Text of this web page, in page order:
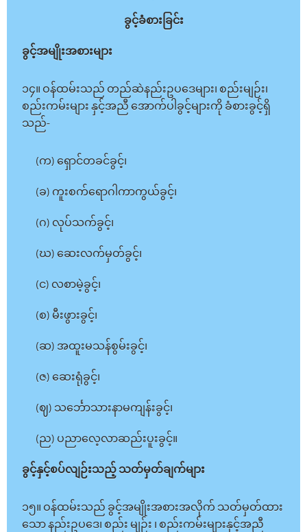
ခွင့်ခံစားခြင်း
ခွင့်အမျိုးအစားများ
၁၄။ ဝန်ထမ်းသည် တည်ဆဲနည်းဥပဒေများ၊ စည်းမျဉ်း၊
စည်းကမ်းများ နှင့်အညီ အောက်ပါခွင့်များကို ခံစားခွင့်ရှိ
သည်-
(က) ရှောင်တခင်ခွင့်၊
(ခ) ကူးစက်ရောဂါကာကွယ်ခွင့်၊
(ဂ) လုပ်သက်ခွင့်၊
(ဃ) ဆေးလက်မှတ်ခွင့်၊
(င) လစာမဲ့ခွင့်၊
(စ) မီးဖွားခွင့်၊
(ဆ) အထူးမသန်စွမ်းခွင့်၊
(ဇ) ဆေးရုံခွင့်၊
(ဈ) သင်္ဘောသားနာမကျန်းခွင့်၊
(ည) ပညာလေ့လာဆည်းပူးခွင့်။
ခွင့်နှင့်စပ်လျဉ်းသည့် သတ်မှတ်ချက်များ
၁၅။ ဝန်ထမ်းသည် ခွင့်အမျိုးအစားအလိုက် သတ်မှတ်ထား
သော နည်းဥပဒေ၊ စည်း မျဉ်း ၊ စည်းကမ်းများနှင့်အညီ